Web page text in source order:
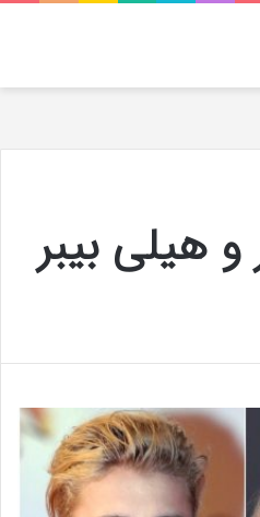
هیلی بیبر